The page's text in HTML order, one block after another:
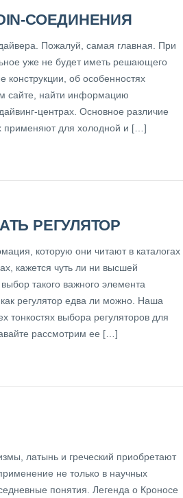
СОЕДИНЕНИЯ
Пожалуй, самая главная. При
уже не будет иметь решающего
конструкции, об особенностях
сайте, найти информацию
центрах. Основное различие
применяют для холодной и […]
РЕГУЛЯТОР
которую они читают в каталогах
кажется чуть ли ни высшей
такого важного элемента
регулятор едва ли можно. Наша
тонкостях выбора регуляторов для
рассмотрим ее […]
латынь и греческий приобретают
не только в научных
понятия. Легенда о Кроносе